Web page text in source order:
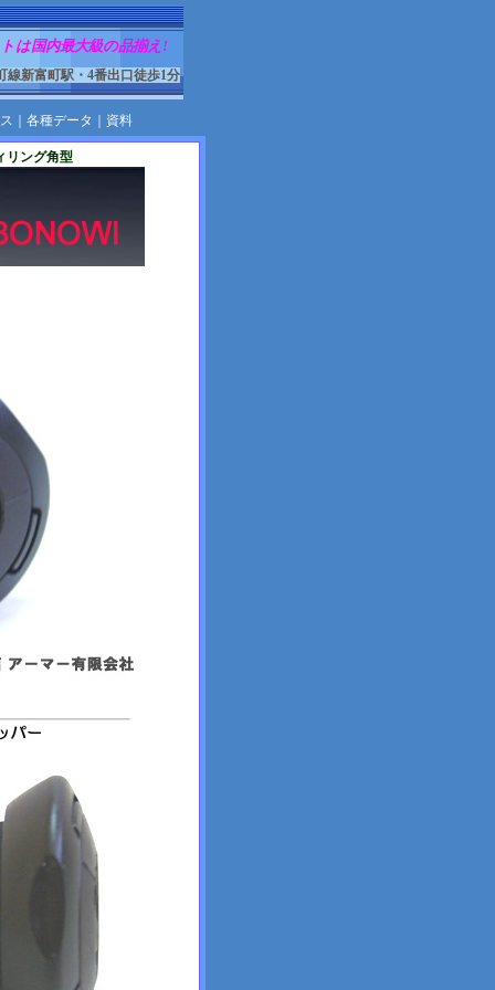
は国内最大級の品揃え!
新富町駅・4番出口徒歩1分
各種データ 資料
リング角型